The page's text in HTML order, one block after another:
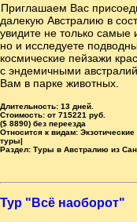
Приглашаем Вас
далекую Австралию в
увидите не только самые
но и исследуете
космические пейзажи
с эндемичными
Вам в парке животных.
Длительность: 13 дней.
Стоимость: от 715221 руб.
($ 8890) без переезда
Относится к видам:
туры|
Раздел: Туры в Австралию из
Тур "Всё наоборот"